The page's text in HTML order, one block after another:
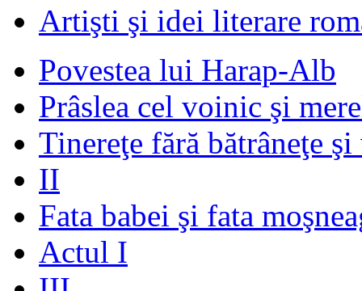
Artişti şi idei literare
Povestea lui Harap-Alb
Prâslea cel voinic şi
Tinereţe fără bătrâneţe
II
Fata babei şi fata
Actul I